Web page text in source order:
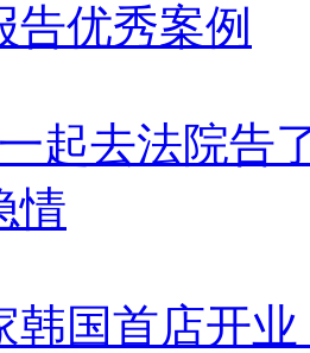
告优秀案例
起去法院告
情
韩国首店开